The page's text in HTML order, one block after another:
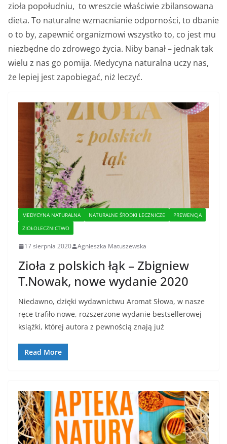
zioła popołudniu, to wreszcie właściwie zbilansowana
dieta. To naturalne wzmacnianie odporności, to dbanie
o to by, zapewnić organizmowi wszystko to, co jest mu
niezbędne do zdrowego życia. Niby banał – jednak tak
wielu z nas go pomija. Medycyna naturalna uczy nas,
że lepiej jest zapobiegać, niż leczyć.
MEDYCYNA NATURALNA NATURALNE ŚRODKI LECZNICZE
PREWENCJA
ZIOŁOLECZNICTWO
17 sierpnia 2020 Agnieszka Matuszewska
Zioła z polskich łąk – Zbigniew
T.Nowak, nowe wydanie 2020
Niedawno, dzięki wydawnictwu Aromat Słowa, w nasze
ręce trafiło nowe, rozszerzone wydanie bestsellerowej
książki, której autora z pewnością znają już
Read More